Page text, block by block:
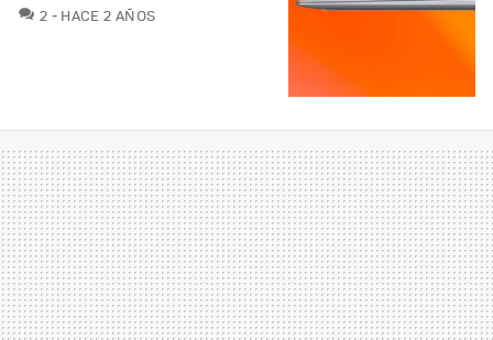
2 COMENTARIOS
HACE 2 AÑOS